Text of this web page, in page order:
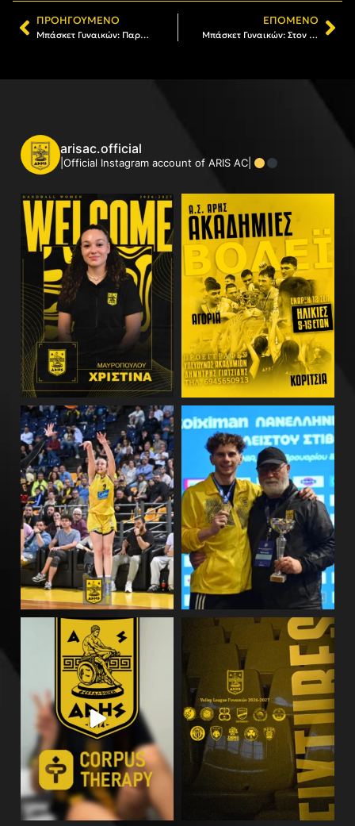
ΠΡΟΗΓΟΎΜΕΝΟ
Μπάσκετ Γυναικών: Παραμένει στον ΑΡΗ η Ιουλία Κερασοβίτη
ΕΠΌΜΕΝΟ
Μπάσκετ Γυναικών: Στον ΑΡΗ η Βιβή Ιγγλέζου
arisac.official
|Official Instagram account of ARIS AC|